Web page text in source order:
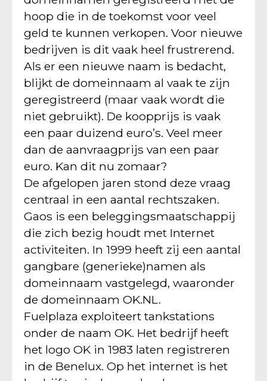
hoop die in de toekomst voor veel
geld te kunnen verkopen. Voor nieuwe
bedrijven is dit vaak heel frustrerend.
Als er een nieuwe naam is bedacht,
blijkt de domeinnaam al vaak te zijn
geregistreerd (maar vaak wordt die
niet gebruikt). De koopprijs is vaak
een paar duizend euro’s. Veel meer
dan de aanvraagprijs van een paar
euro. Kan dit nu zomaar?
De afgelopen jaren stond deze vraag
centraal in een aantal rechtszaken.
Gaos is een beleggingsmaatschappij
die zich bezig houdt met Internet
activiteiten. In 1999 heeft zij een aantal
gangbare (generieke)namen als
domeinnaam vastgelegd, waaronder
de domeinnaam OK.NL.
Fuelplaza exploiteert tankstations
onder de naam OK. Het bedrijf heeft
het logo OK in 1983 laten registreren
in de Benelux. Op het internet is het